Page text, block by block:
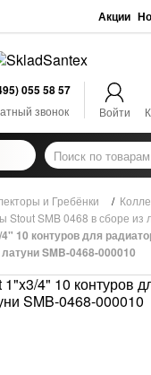
Акции
055 58 57
звонок Войти
и Гребёнки /
Stout SMB 0468 в сборе из
10 контуров для
латуни SMB-0468-000010